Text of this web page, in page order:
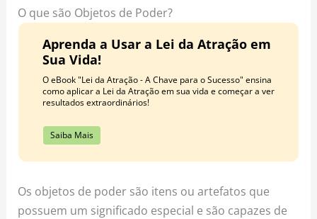
k a
m t
O que são Objetos de Poder?
Aprenda a Usar a Lei da Atração em
Sua Vida!
O eBook "Lei da Atração - A Chave para o Sucesso" ensina
como aplicar a Lei da Atração em sua vida e começar a ver
resultados extraordinários!
Saiba Mais
Os objetos de poder são itens ou artefatos que
possuem um significado especial e são capazes de